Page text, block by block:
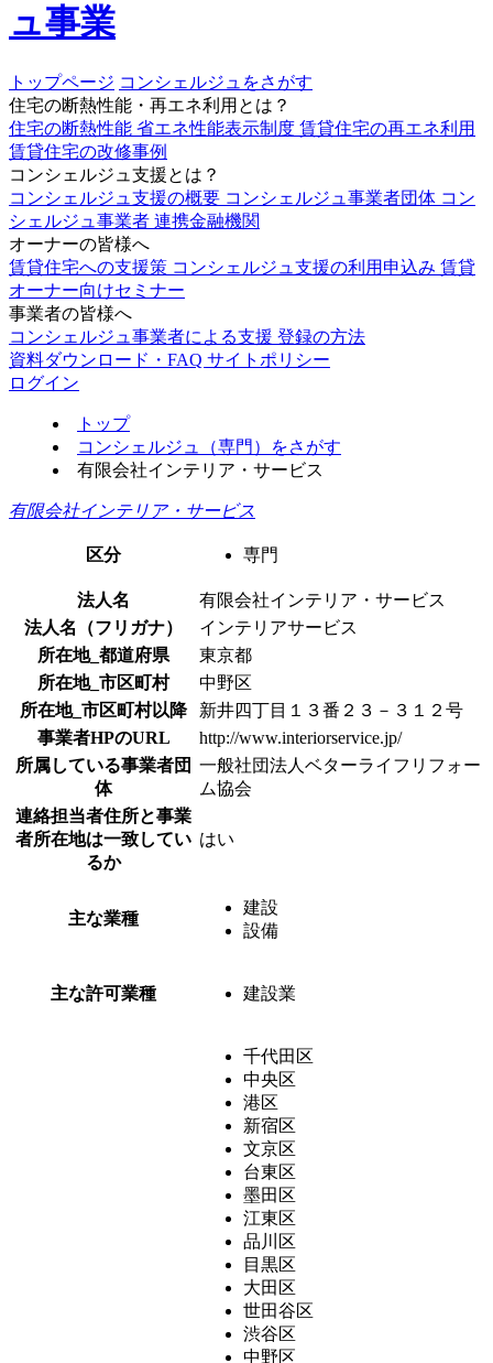
ュ事業
トップページ コンシェルジュをさがす
住宅の断熱性能・再エネ利用とは？
住宅の断熱性能 省エネ性能表示制度 賃貸住宅の再エネ利用
賃貸住宅の改修事例
コンシェルジュ支援とは？
コンシェルジュ支援の概要 コンシェルジュ事業者団体 コン
シェルジュ事業者 連携金融機関
オーナーの皆様へ
賃貸住宅への支援策 コンシェルジュ支援の利用申込み 賃貸
オーナー向けセミナー
事業者の皆様へ
コンシェルジュ事業者による支援 登録の方法
資料ダウンロード・FAQ サイトポリシー
ログイン
トップ
コンシェルジュ（専門）をさがす
有限会社インテリア・サービス
有限会社インテリア・サービス
区分 専門
法人名
有限会社インテリア・サービス
法人名（フリガナ）
インテリアサービス
所在地_都道府県
東京都
所在地_市区町村
中野区
所在地_市区町村以降
新井四丁目１３番２３－３１２号
事業者HPのURL
http://www.interiorservice.jp/
所属している事業者団
体
一般社団法人ベターライフリフォー
ム協会
連絡担当者住所と事業
者所在地は一致してい
るか
はい
主な業種
建設
設備
主な許可業種 建設業
千代田区
中央区
港区
新宿区
文京区
台東区
墨田区
江東区
品川区
目黒区
大田区
世田谷区
渋谷区
中野区